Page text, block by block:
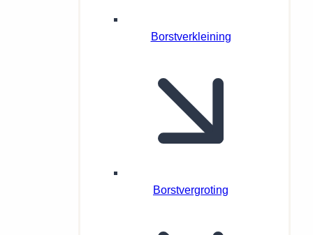
Borstverkleining
Borstvergroting